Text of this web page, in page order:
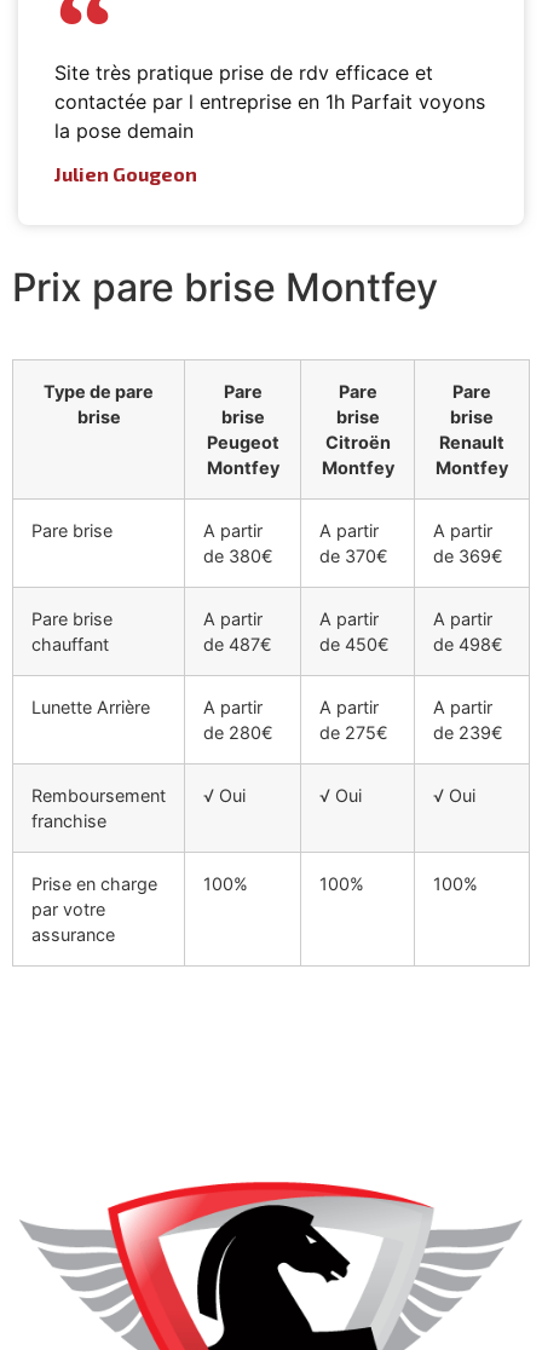
Site très pratique prise de rdv efficace et
contactée par l entreprise en 1h Parfait voyons
la pose demain
Julien Gougeon
Prix pare brise Montfey
Type de pare
brise
Pare
brise
Peugeot
Montfey
Pare
brise
Citroën
Montfey
Pare
brise
Renault
Montfey
Pare brise
A partir
de 380€
A partir
de 370€
A partir
de 369€
Pare brise
chauffant
A partir
de 487€
A partir
de 450€
A partir
de 498€
Lunette Arrière
A partir
de 280€
A partir
de 275€
A partir
de 239€
Remboursement
franchise
√ Oui √ Oui √ Oui
Prise en charge
par votre
assurance
100% 100% 100%